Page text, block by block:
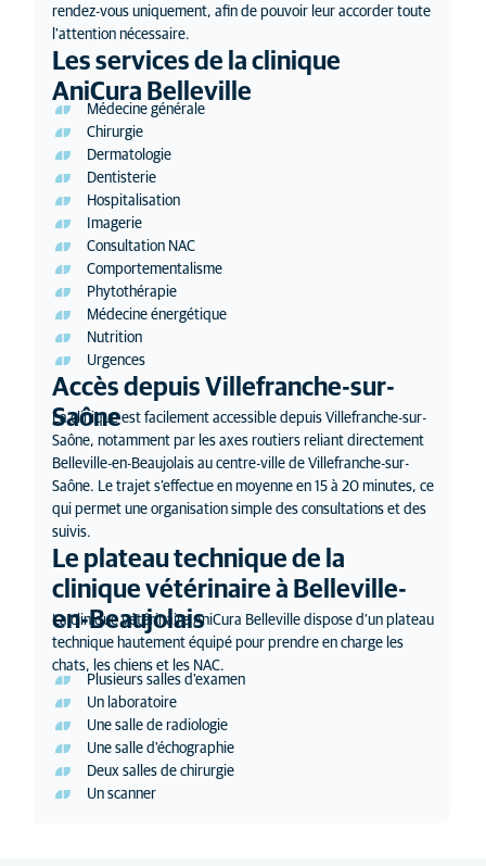
rendez-vous uniquement, afin de pouvoir leur accorder toute
l'attention nécessaire.
Les services de la clinique
AniCura Belleville
Médecine générale
Chirurgie
Dermatologie
Dentisterie
Hospitalisation
Imagerie
Consultation NAC
Comportementalisme
Phytothérapie
Médecine énergétique
Nutrition
Urgences
Accès depuis Villefranche-sur-
Saône
La clinique est facilement accessible depuis Villefranche-sur-
Saône, notamment par les axes routiers reliant directement
Belleville-en-Beaujolais au centre-ville de Villefranche-sur-
Saône. Le trajet s’effectue en moyenne en 15 à 20 minutes, ce
qui permet une organisation simple des consultations et des
suivis.
Le plateau technique de la
clinique vétérinaire à Belleville-
en-Beaujolais
La clinique vétérinaire AniCura Belleville dispose d'un plateau
technique hautement équipé pour prendre en charge les
chats, les chiens et les NAC.
Plusieurs salles d'examen
Un laboratoire
Une salle de radiologie
Une salle d'échographie
Deux salles de chirurgie
Un scanner